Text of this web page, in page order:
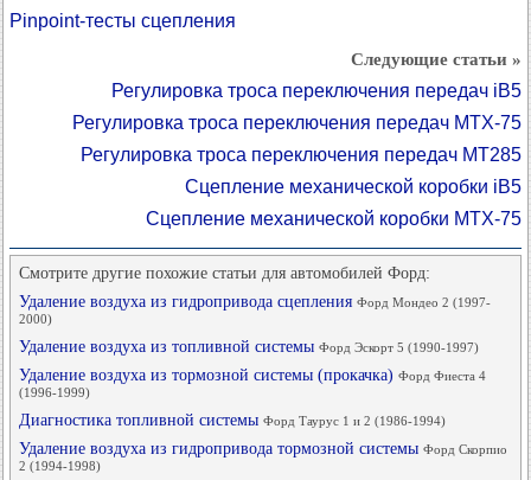
Pinpoint-тесты сцепления
Следующие статьи »
Регулировка троса переключения передач iB5
Регулировка троса переключения передач MTX-75
Регулировка троса переключения передач MT285
Сцепление механической коробки iB5
Сцепление механической коробки MTX-75
Смотрите другие похожие статьи для автомобилей Форд:
Удаление воздуха из гидропривода сцепления Форд Мондео 2 (1997-
2000)
Удаление воздуха из топливной системы Форд Эскорт 5 (1990-1997)
Удаление воздуха из тормозной системы (прокачка) Форд Фиеста 4
(1996-1999)
Диагностика топливной системы Форд Таурус 1 и 2 (1986-1994)
Удаление воздуха из гидропривода тормозной системы Форд Скорпио
2 (1994-1998)